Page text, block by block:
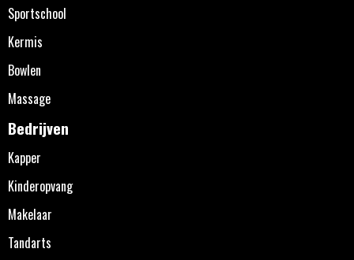
Sportschool
Kermis
Bowlen
Massage
Bedrijven
Kapper
Kinderopvang
Makelaar
Tandarts